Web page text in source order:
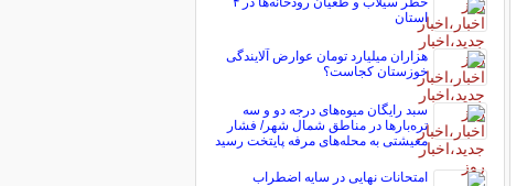
استان
هزاران میلیارد تومان عوارض آلایندگی
خوزستان کجاست؟
سبد رایگان میوه‌های درجه دو و سه
تره‌بارها در مناطق شمال شهر/ فشار
معیشتی به محله‌های مرفه پایتخت رسید
امتحانات نهایی در سایه اضطراب